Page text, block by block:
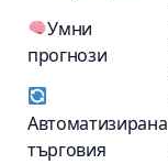
Умни
прогнози
Автоматизирана
търговия